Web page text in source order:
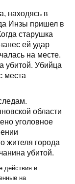
находясь в
Инзы пришел в
старушка
ей удар
на месте.
убитой. Убийца
места
области
уголовное
жителя города
убитой.
действия и
на